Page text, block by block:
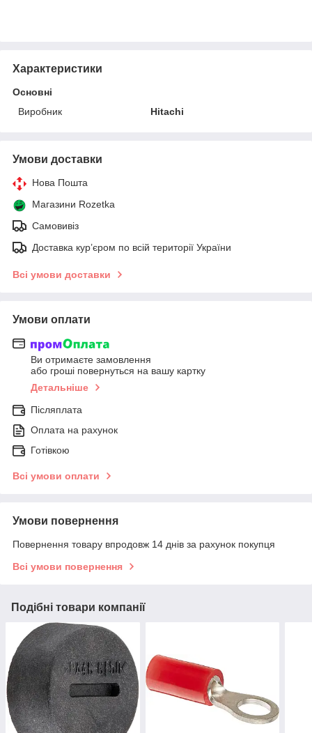
Характеристики
Основні
Виробник
Hitachi
Умови доставки
Нова Пошта
Магазини Rozetka
Самовивіз
Доставка кур’єром по всій території України
Всі умови доставки
Умови оплати
Ви отримаєте замовлення
або гроші повернуться на вашу картку
Детальніше
Післяплата
Оплата на рахунок
Готівкою
Всі умови оплати
Умови повернення
Повернення товару впродовж 14 днів за рахунок покупця
Всі умови повернення
Подібні товари компанії